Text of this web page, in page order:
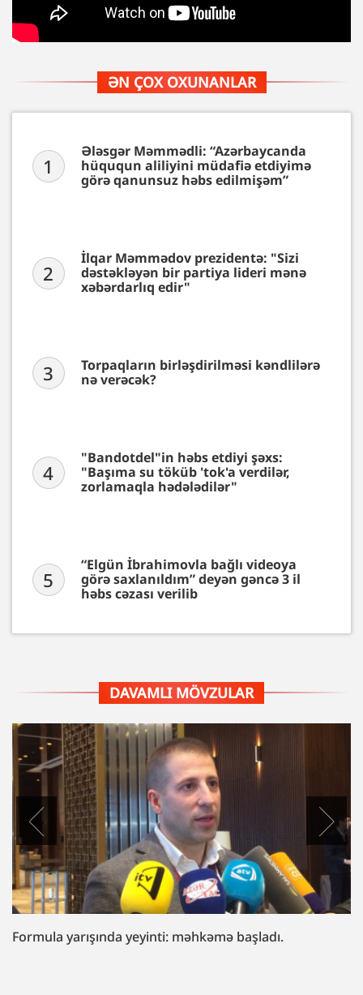
ƏN ÇOX OXUNANLAR
1
Ələsgər Məmmədli: “Azərbaycanda
hüququn aliliyini müdafiə etdiyimə
görə qanunsuz həbs edilmişəm”
2
İlqar Məmmədov prezidentə: "Sizi
dəstəkləyən bir partiya lideri mənə
xəbərdarlıq edir"
3
Torpaqların birləşdirilməsi kəndlilərə
nə verəcək?
4
"Bandotdel"in həbs etdiyi şəxs:
"Başıma su töküb 'tok'a verdilər,
zorlamaqla hədələdilər"
5
“Elgün İbrahimovla bağlı videoya
görə saxlanıldım” deyən gəncə 3 il
həbs cəzası verilib
DAVAMLI MÖVZULAR
“Fazil Mustafaya sui-qəsd işi”ndə müttəhim: